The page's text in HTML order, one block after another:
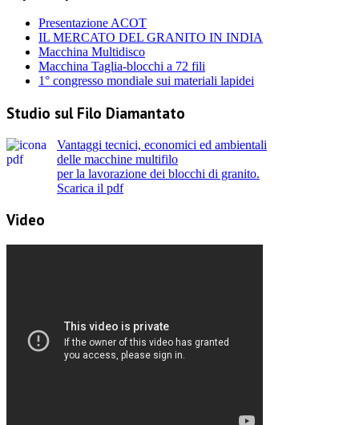
Presentazione ACOT
IL MERCATO DEL GRANITO IN INDIA
Macchina Multidisco
Macchina Taglia-blocchi a 72 fili
1° congresso mondiale sui materiali lapidei
Studio sul Filo Diamantato
Vantaggi tecnici, economici ed ambientali
delle macchine multifilo
per la lavorazione dei blocchi di granito.
Scarica il pdf
Video